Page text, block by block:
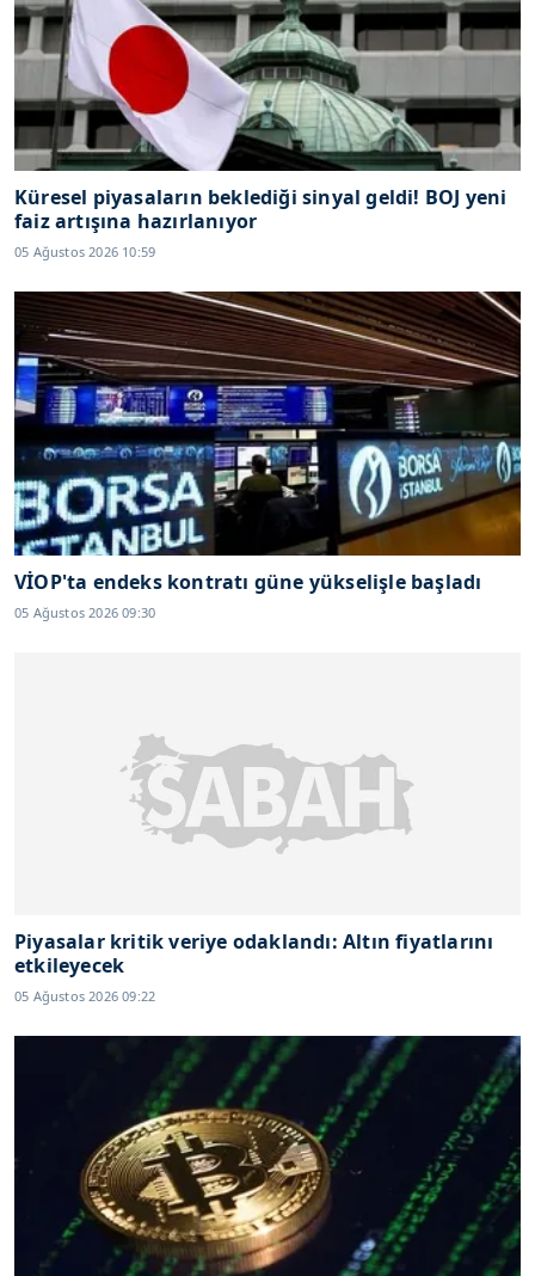
Küresel piyasaların beklediği sinyal geldi! BOJ yeni
faiz artışına hazırlanıyor
05 Ağustos 2026 10:59
VİOP'ta endeks kontratı güne yükselişle başladı
05 Ağustos 2026 09:30
Piyasalar kritik veriye odaklandı: Altın fiyatlarını
etkileyecek
05 Ağustos 2026 09:22